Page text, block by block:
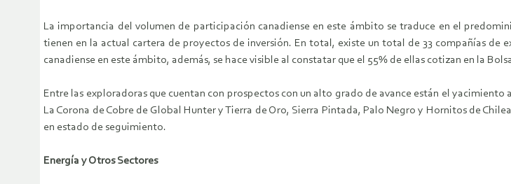
La importancia del volumen de participación canadiense en este ámbito se traduce en el
tienen en la actual cartera de proyectos de inversión. En total, existe un total de 33 compañías de
canadiense en este ámbito, además, se hace visible al constatar que el 55% de ellas cotizan en la
Entre las exploradoras que cuentan con prospectos con un alto grado de avance están el
La Corona de Cobre de Global Hunter y Tierra de Oro, Sierra Pintada, Palo Negro y Hornitos de
en estado de seguimiento.
Energía y Otros Sectores